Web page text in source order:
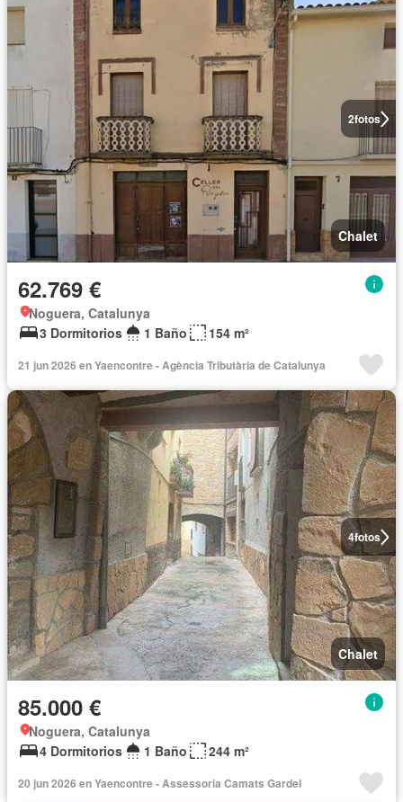
2fotos
Chalet
62.769 €
Noguera, Catalunya
3 Dormitorios
1 Baño 154 m²
21 jun 2026 en Yaencontre - Agència Tributària de Catalunya
4fotos
Chalet
85.000 €
Noguera, Catalunya
4 Dormitorios
1 Baño 244 m²
20 jun 2026 en Yaencontre - Assessoria Camats Gardel